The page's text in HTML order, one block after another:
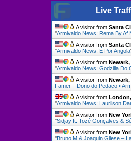
Live
A visitor from Santa
"Armivaldo News: Rema By Af
A visitor from Santa
"Armivaldo News: É Por Angola
A visitor from
"Armivaldo News: Godzilla Do
A visitor from
Famer – Dono do Pedaço •
A visitor from
"Armivaldo News: Laurilson
A visitor from New
"Sidjay ft. Tozé Gonçalves &
A visitor from New
"Bruno M & Joaquin Gliese –